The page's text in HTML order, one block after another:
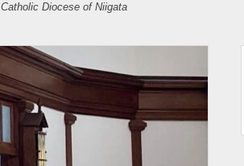
Catholic Diocese of Niigata